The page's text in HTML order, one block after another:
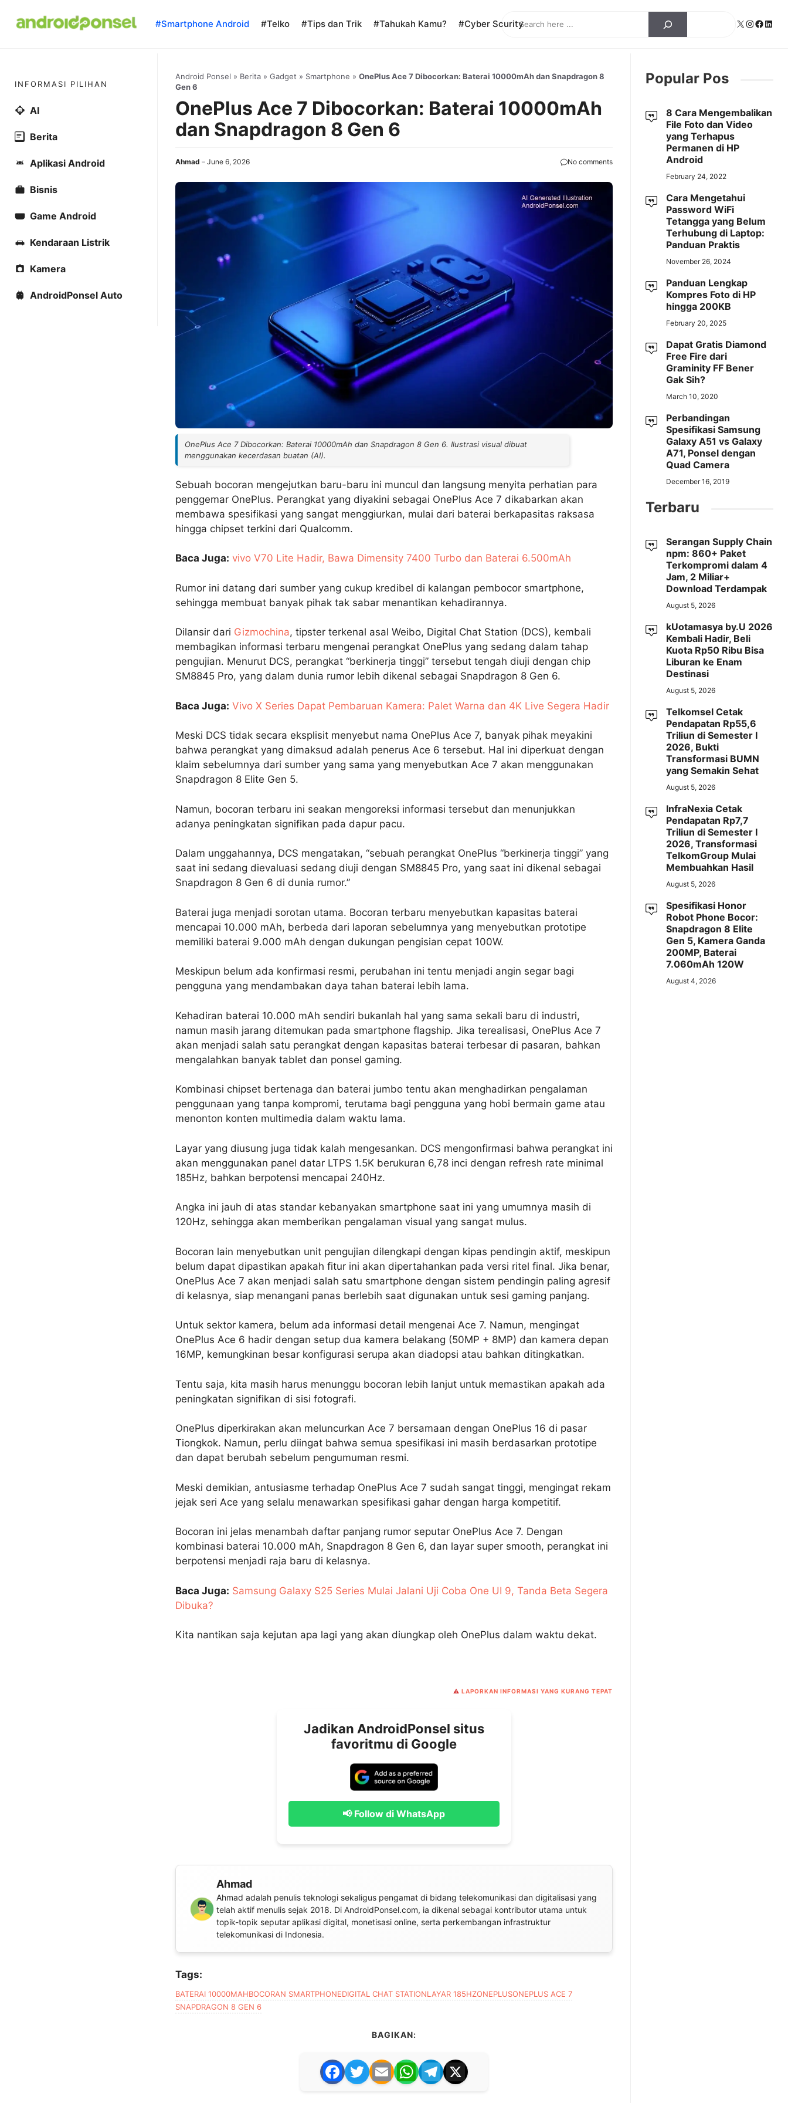
Search X Instagram
#Smartphone Android #Telko #Tips dan Trik #Tahukah Kamu? #Cyber Scurity
Android Ponsel » Berita» Gadget » Smartphone » OnePlus Ace 7 Dibocorkan: Baterai 10000mAh dan Snapdragon 8
Gen 6
OnePlus Ace 7 Dibocorkan: Baterai 10000mAh
dan Snapdragon 8 Gen 6
Ahmad June 6, 2026 No comments
OnePlus Ace 7 Dibocorkan: Baterai 10000mAh dan Snapdragon 8 Gen 6. Ilustrasi visual dibuat
menggunakan kecerdasan buatan (AI).
Sebuah bocoran mengejutkan baru-baru ini muncul dan langsung menyita perhatian para
penggemar OnePlus. Perangkat yang diyakini sebagai OnePlus Ace 7 dikabarkan akan
membawa spesifikasi yang sangat menggiurkan, mulai dari baterai berkapasitas raksasa
hingga chipset terkini dari Qualcomm.
Baca Juga: vivo V70 Lite Hadir, Bawa Dimensity 7400 Turbo dan Baterai 6.500mAh
Rumor ini datang dari sumber yang cukup kredibel di kalangan pembocor smartphone,
sehingga membuat banyak pihak tak sabar menantikan kehadirannya.
Dilansir dari Gizmochina, tipster terkenal asal Weibo, Digital Chat Station (DCS), kembali
membagikan informasi terbaru mengenai perangkat OnePlus yang sedang dalam tahap
pengujian. Menurut DCS, perangkat “berkinerja tinggi” tersebut tengah diuji dengan chip
SM8845 Pro, yang dalam dunia rumor lebih dikenal sebagai Snapdragon 8 Gen 6.
Baca Juga: Vivo X Series Dapat Pembaruan Kamera: Palet Warna dan 4K Live Segera Hadir
Meski DCS tidak secara eksplisit menyebut nama OnePlus Ace 7, banyak pihak meyakini
bahwa perangkat yang dimaksud adalah penerus Ace 6 tersebut. Hal ini diperkuat dengan
klaim sebelumnya dari sumber yang sama yang menyebutkan Ace 7 akan menggunakan
Snapdragon 8 Elite Gen 5.
Namun, bocoran terbaru ini seakan mengoreksi informasi tersebut dan menunjukkan
adanya peningkatan signifikan pada dapur pacu.
Dalam unggahannya, DCS mengatakan, “sebuah perangkat OnePlus “berkinerja tinggi” yang
saat ini sedang dievaluasi sedang diuji dengan SM8845 Pro, yang saat ini dikenal sebagai
Snapdragon 8 Gen 6 di dunia rumor.”
Baterai juga menjadi sorotan utama. Bocoran terbaru menyebutkan kapasitas baterai
mencapai 10.000 mAh, berbeda dari laporan sebelumnya yang menyebutkan prototipe
memiliki baterai 9.000 mAh dengan dukungan pengisian cepat 100W.
Meskipun belum ada konfirmasi resmi, perubahan ini tentu menjadi angin segar bagi
pengguna yang mendambakan daya tahan baterai lebih lama.
Kehadiran baterai 10.000 mAh sendiri bukanlah hal yang sama sekali baru di industri,
namun masih jarang ditemukan pada smartphone flagship. Jika terealisasi, OnePlus Ace 7
akan menjadi salah satu perangkat dengan kapasitas baterai terbesar di pasaran, bahkan
mengalahkan banyak tablet dan ponsel gaming.
Kombinasi chipset bertenaga dan baterai jumbo tentu akan menghadirkan pengalaman
penggunaan yang tanpa kompromi, terutama bagi pengguna yang hobi bermain game atau
menonton konten multimedia dalam waktu lama.
Layar yang diusung juga tidak kalah mengesankan. DCS mengonfirmasi bahwa perangkat ini
akan menggunakan panel datar LTPS 1.5K berukuran 6,78 inci dengan refresh rate minimal
185Hz, bahkan berpotensi mencapai 240Hz.
Angka ini jauh di atas standar kebanyakan smartphone saat ini yang umumnya masih di
120Hz, sehingga akan memberikan pengalaman visual yang sangat mulus.
Bocoran lain menyebutkan unit pengujian dilengkapi dengan kipas pendingin aktif, meskipun
belum dapat dipastikan apakah fitur ini akan dipertahankan pada versi ritel final. Jika benar,
OnePlus Ace 7 akan menjadi salah satu smartphone dengan sistem pendingin paling agresif
di kelasnya, siap menangani panas berlebih saat digunakan untuk sesi gaming panjang.
Untuk sektor kamera, belum ada informasi detail mengenai Ace 7. Namun, mengingat
OnePlus Ace 6 hadir dengan setup dua kamera belakang (50MP + 8MP) dan kamera depan
16MP, kemungkinan besar konfigurasi serupa akan diadopsi atau bahkan ditingkatkan.
Tentu saja, kita masih harus menunggu bocoran lebih lanjut untuk memastikan apakah ada
peningkatan signifikan di sisi fotografi.
OnePlus diperkirakan akan meluncurkan Ace 7 bersamaan dengan OnePlus 16 di pasar
Tiongkok. Namun, perlu diingat bahwa semua spesifikasi ini masih berdasarkan prototipe
dan dapat berubah sebelum pengumuman resmi.
Meski demikian, antusiasme terhadap OnePlus Ace 7 sudah sangat tinggi, mengingat rekam
jejak seri Ace yang selalu menawarkan spesifikasi gahar dengan harga kompetitif.
Bocoran ini jelas menambah daftar panjang rumor seputar OnePlus Ace 7. Dengan
kombinasi baterai 10.000 mAh, Snapdragon 8 Gen 6, dan layar super smooth, perangkat ini
berpotensi menjadi raja baru di kelasnya.
Baca Juga: Samsung Galaxy S25 Series Mulai Jalani Uji Coba One UI 9, Tanda Beta Segera
Dibuka?
Kita nantikan saja kejutan apa lagi yang akan diungkap oleh OnePlus dalam waktu dekat.
⚠️ LAPORKAN INFORMASI YANG KURANG TEPAT
Jadikan AndroidPonsel situs
favoritmu di Google
📢 Follow di WhatsApp
Ahmad
Ahmad adalah penulis teknologi sekaligus pengamat di bidang telekomunikasi dan digitalisasi yang
telah aktif menulis sejak 2018. Di AndroidPonsel.com, ia dikenal sebagai kontributor utama untuk
topik-topik seputar aplikasi digital, monetisasi online, serta perkembangan infrastruktur
telekomunikasi di Indonesia.
Tags:
BATERAI 10000MAHBOCORAN SMARTPHONEDIGITAL CHAT STATIONLAYAR 185HZONEPLUSONEPLUS ACE 7
SNAPDRAGON 8 GEN 6
BAGIKAN:
F
a
T
w
E
m
W
h
T
el
X
INFORMASI PILIHAN
AI
Berita
Aplikasi Android
Bisnis
Game Android
Kendaraan Listrik
Kamera
AndroidPonsel Auto
Popular Pos
8 Cara Mengembalikan
File Foto dan Video
yang Terhapus
Permanen di HP
Android
February 24, 2022
Cara Mengetahui
Password WiFi
Tetangga yang Belum
Terhubung di Laptop:
Panduan Praktis
November 26, 2024
Panduan Lengkap
Kompres Foto di HP
hingga 200KB
February 20, 2025
Dapat Gratis Diamond
Free Fire dari
Graminity FF Bener
Gak Sih?
March 10, 2020
Perbandingan
Spesifikasi Samsung
Galaxy A51 vs Galaxy
A71, Ponsel dengan
Quad Camera
December 16, 2019
Terbaru
Serangan Supply Chain
npm: 860+ Paket
Terkompromi dalam 4
Jam, 2 Miliar+
Download Terdampak
August 5, 2026
kUotamasya by.U 2026
Kembali Hadir, Beli
Kuota Rp50 Ribu Bisa
Liburan ke Enam
Destinasi
August 5, 2026
Telkomsel Cetak
Pendapatan Rp55,6
Triliun di Semester I
2026, Bukti
Transformasi BUMN
yang Semakin Sehat
August 5, 2026
InfraNexia Cetak
Pendapatan Rp7,7
Triliun di Semester I
2026, Transformasi
TelkomGroup Mulai
Membuahkan Hasil
August 5, 2026
Spesifikasi Honor
Robot Phone Bocor:
Snapdragon 8 Elite
Gen 5, Kamera Ganda
200MP, Baterai
7.060mAh 120W
August 4, 2026